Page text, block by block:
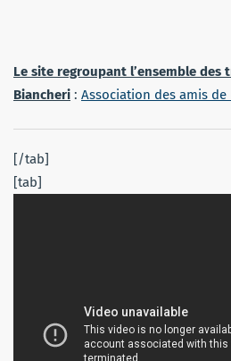
Le site regroupant l’ensemble des
Biancheri : Association des amis de
[/tab]
[tab]